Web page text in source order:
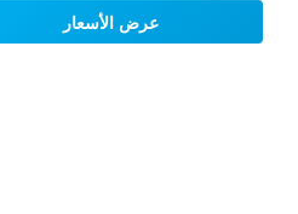
عرض الأسعار